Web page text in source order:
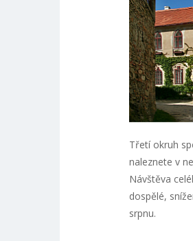
Třetí okruh
naleznete v
Návštěva
dospělé,
srpnu.